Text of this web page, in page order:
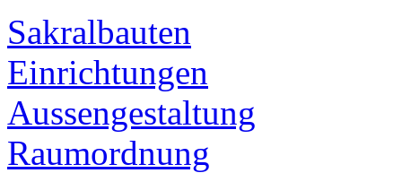
Sakralbauten
Einrichtungen
Aussengestaltung
Raumordnung